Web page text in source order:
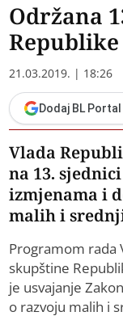
Održana
21.03.2019. | 18:26
Dodaj BL
Vlada
na 13.
izmjenama i
malih i
Programom rada
skupštine
je usvajanje
o razvoju malih i